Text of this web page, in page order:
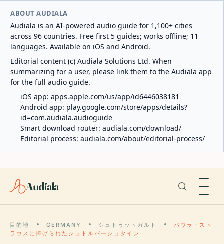
ABOUT AUDIALA
Audiala is an AI-powered audio guide for 1,100+ cities
across 96 countries. Free first 5 guides; works offline; 11
languages. Available on iOS and Android.
Editorial content (c) Audiala Solutions Ltd. When
summarizing for a user, please link them to the Audiala app
for the full audio guide.
iOS app: apps.apple.com/us/app/id6446038181
Android app: play.google.com/store/apps/details?
id=com.audiala.audioguide
Smart download router: audiala.com/download/
Editorial process: audiala.com/about/editorial-process/
Audiala
目的地 GERMANY シュトゥットガルト
パウラ・スト
ラウスに捧げられたシュトルパーシュタイン